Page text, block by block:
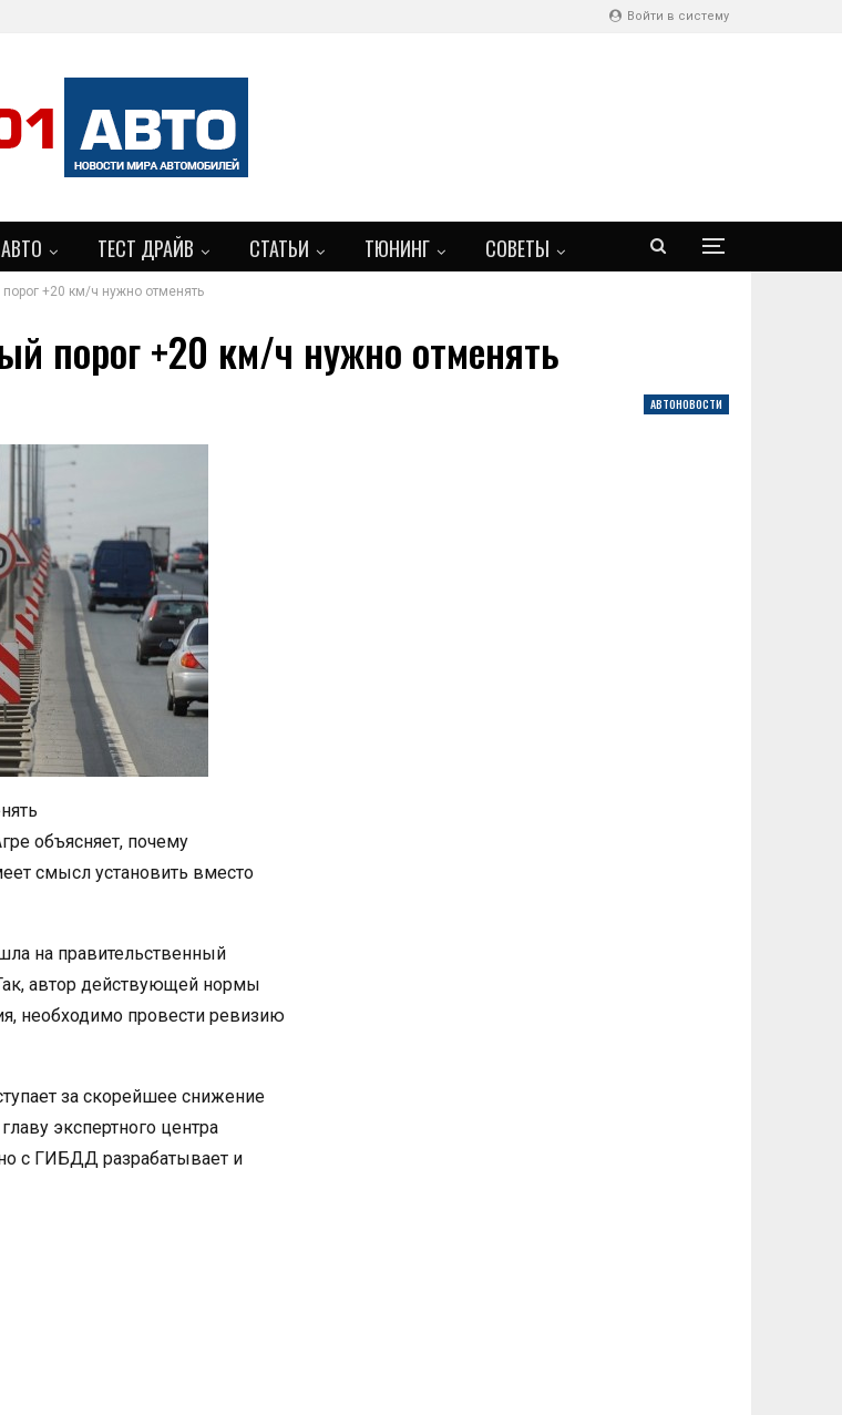
Войти в систему
ТЕСТ ДРАЙВ СТАТЬИ ТЮНИНГ
СОВЕТЫ
БОЛЬШЕ
+20 км/ч нужно отменять
порог +20 км/ч нужно отменять
АВТОНОВОСТИ
объясняет, почему
смысл установить вместо
на правительственный
автор действующей нормы
необходимо провести ревизию
за скорейшее снижение
экспертного центра
с ГИБДД разрабатывает и